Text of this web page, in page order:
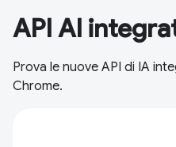
API AI
Prova le nuove API di IA
Chrome.